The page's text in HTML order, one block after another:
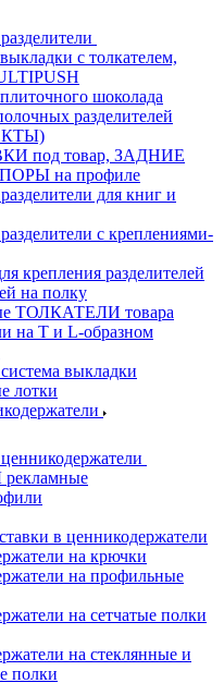
с толкателем,
шоколада
разделителей
под товар, ЗАДНИЕ
на профиле
для книг и
с креплениями-
крепления разделителей
на полку
ТОЛКАТЕЛИ товара
на Т и L-образном
выкладки
лотки
в ценникодержатели
на крючки
на профильные
на сетчатые полки
на стеклянные и
полки